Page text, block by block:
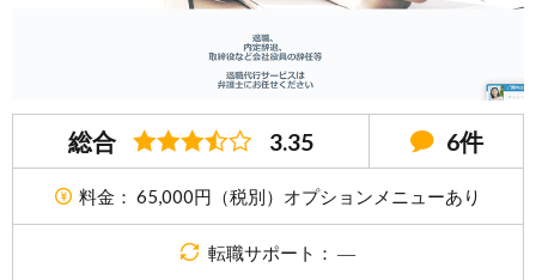
総合 3.35 6件
料金： 65,000円（税別）オプションメニューあり
転職サポート： ―